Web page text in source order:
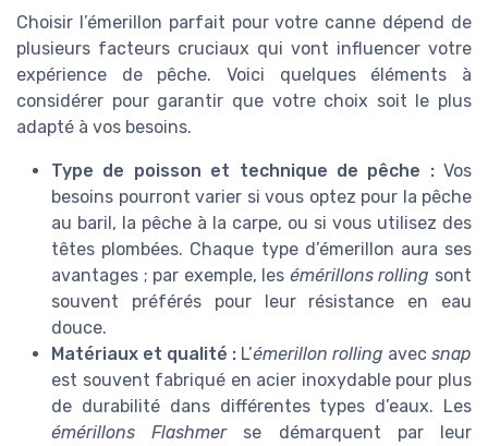
Choisir l’émerillon parfait pour votre canne dépend de
plusieurs facteurs cruciaux qui vont influencer votre
expérience de pêche. Voici quelques éléments à
considérer pour garantir que votre choix soit le plus
adapté à vos besoins.
Type de poisson et technique de pêche :Vos
besoins pourront varier si vous optez pour la pêche
au baril, la pêche à la carpe, ou si vous utilisez des
têtes plombées. Chaque type d’émerillon aura ses
avantages ; par exemple, les émérillons rolling sont
souvent préférés pour leur résistance en eau
douce.
Matériaux et qualité : L’émerillon rolling avec snap
est souvent fabriqué en acier inoxydable pour plus
de durabilité dans différentes types d’eaux. Les
émérillons Flashmerse démarquent par leur